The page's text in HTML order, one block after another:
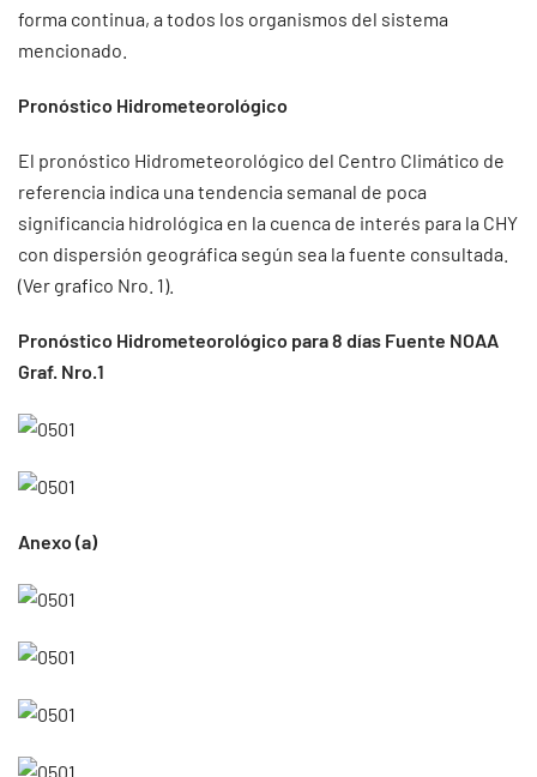
forma continua, a todos los organismos del sistema
mencionado.
Pronóstico Hidrometeorológico
El pronóstico Hidrometeorológico del Centro Climático de
referencia indica una tendencia semanal de poca
significancia hidrológica en la cuenca de interés para la CHY
con dispersión geográfica según sea la fuente consultada.
(Ver grafico Nro. 1).
Pronóstico Hidrometeorológico para 8 días Fuente NOAA
Graf. Nro.1
Anexo (a)